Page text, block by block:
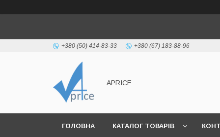
+380 (50) 414-83-33 +380 (67) 183-88-96
APRICE
ГОЛОВНА КАТАЛОГ ТОВАРІВ